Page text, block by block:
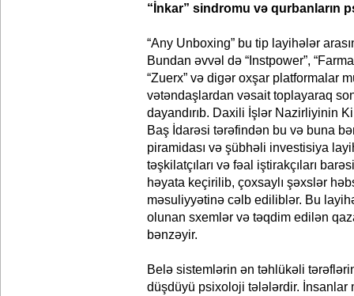
“İnkar” sindromu və qurbanların
“Any Unboxing” bu tip layihələr
Bundan əvvəl də “Instpower”,
“Zuerx” və digər oxşar platformalar
vətəndaşlardan vəsait toplayaraq
dayandırıb. Daxili İşlər Nazirliyinin
Baş İdarəsi tərəfindən bu və buna
piramidası və şübhəli investisiya
təşkilatçıları və fəal iştirakçıları
həyata keçirilib, çoxsaylı şəxslər
məsuliyyətinə cəlb ediliblər. Bu
olunan sxemlər və təqdim edilən
bənzəyir.
Belə sistemlərin ən təhlükəli
düşdüyü psixoloji tələlərdir. İnsanlar